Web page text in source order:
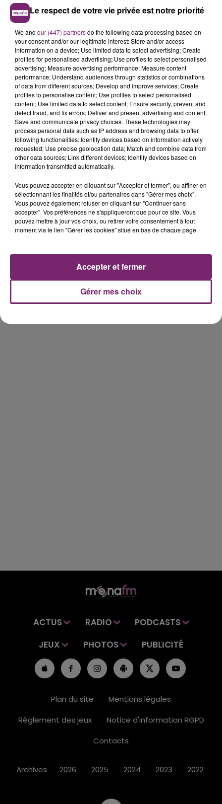
La Bulle - Guinguette éphémère
de Frelinghien !
éclipse solaire du 12 Août 2026
158 pompiers de la région sont
partis hier soir pour la Gironde
ACTUS RADIO
PODCASTS
JEUX
PHOTOS PUBLICITÉ
Plan du site
Mentions légales
Règlement des jeux
Notice d'information RGPD
Contacts
Archives 2026 2025 2024 2023 2022
Le respect de votre vie privée est notre priorité
We and our (447) partnersdo the following data processing based on
your consent and/or our legitimate interest: Store and/or access
information on a device; Use limited data to select advertising; Create
profiles for personalised advertising; Use profiles to select personalised
advertising; Measure advertising performance; Measure content
performance; Understand audiences through statistics or combinations
of data from different sources; Develop and improve services; Create
profiles to personalise content; Use profiles to select personalised
content; Use limited data to select content; Ensure security, prevent and
detect fraud, and fix errors; Deliver and present advertising and content;
Save and communicate privacy choices. These technologies may
process personal data such as IP address and browsing data to offer
following functionalities: Identify devices based on information actively
requested; Use precise geolocation data; Match and combine data from
other data sources; Link different devices; Identify devices based on
information transmitted automatically.
Vous pouvez accepter en cliquant sur "Accepter et fermer", ou affiner en
sélectionnant les finalités et/ou partenaires dans "Gérer mes choix".
Vous pouvez également refuser en cliquant sur "Continuer sans
accepter". Vos préférences ne s'appliqueront que pour ce site. Vous
pouvez mettre à jour vos choix, ou retirer votre consentement à tout
moment via le lien "Gérer les cookies" situé en bas de chaque page.
Gérer mes choix
Accepter et fermer